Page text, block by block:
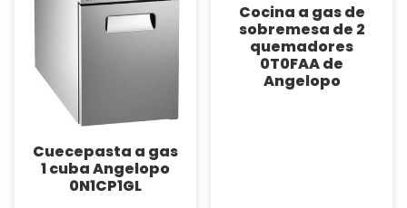
Cuecepasta a gas
1 cuba Angelopo
0N1CP1GL
Cocina a gas de
sobremesa de 2
quemadores
0T0FAA de
Angelopo